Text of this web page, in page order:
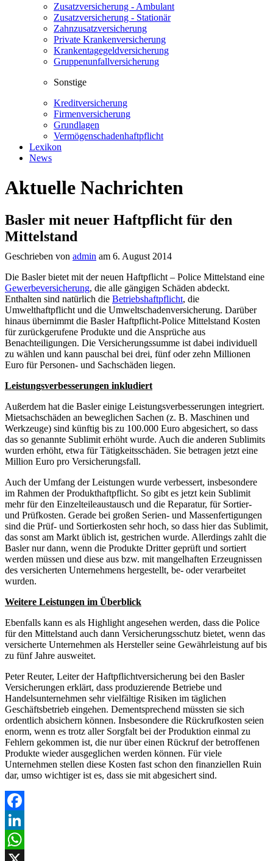
Zusatzversicherung - Ambulant
Zusatzversicherung - Stationär
Zahnzusatzversicherung
Private Krankenversicherung
Krankentagegeldversicherung
Gruppenunfallversicherung
Sonstige
Kreditversicherung
Firmenversicherung
Grundlagen
Vermögenschadenhaftpflicht
Lexikon
News
Aktuelle Nachrichten
Basler mit neuer Haftpflicht für den
Mittelstand
Geschrieben von admin am 6. August 2014
Die Basler bietet mit der neuen Haftpflicht – Police Mittelstand eine
Gewerbeversicherung, die alle gängigen Schäden abdeckt.
Enthalten sind natürlich die Betriebshaftpflicht, die
Umwelthaftpflicht und die Umweltschadenversicherung. Darüber
hinaus übernimmt die Basler Haftpflicht-Police Mittelstand Kosten
für zurückgerufene Produkte und die Ansprüche aus
Benachteiligungen. Die Versicherungssumme ist dabei individuell
zu wählen und kann pauschal bei drei, fünf oder zehn Millionen
Euro für Personen- und Sachschäden liegen.
Leistungsverbesserungen inkludiert
Außerdem hat die Basler einige Leistungsverbesserungen integriert.
Mietsachschäden an beweglichen Sachen (z. B. Maschinen und
Werkzeuge) sind künftig bis zu 100.000 Euro abgesichert, so dass
das so genannte Sublimit erhöht wurde. Auch die anderen Sublimits
wurden erhöht, etwa für Tätigkeitsschäden. Sie betragen jetzt eine
Million Euro pro Versicherungsfall.
Auch der Umfang der Leistungen wurde verbessert, insbesondere
im Rahmen der Produkthaftpflicht. So gibt es jetzt kein Sublimit
mehr für den Einzelteileaustausch und die Reparatur, für Sortier-
und Prüfkosten. Gerade bei großen Serien- und Massenfertigungen
sind die Prüf- und Sortierkosten sehr hoch, so dass hier das Sublimit,
das sonst am Markt üblich ist, gestrichen wurde. Allerdings zahlt die
Basler nur dann, wenn die Produkte Dritter geprüft und sortiert
werden müssen und diese aus bzw. mit mangelhaften Erzeugnissen
des versicherten Unternehmens hergestellt, be- oder verarbeitet
wurden.
Weitere Leistungen im Überblick
Ebenfalls kann es als Highlight angesehen werden, dass die Police
für den Mittelstand auch dann Versicherungsschutz bietet, wenn das
versicherte Unternehmen als Hersteller seine Gewährleistung auf bis
zu fünf Jahre ausweitet.
Peter Reuter, Leiter der Haftpflichtversicherung bei den Basler
Versicherungen erklärt, dass produzierende Betriebe und
Handelsunternehmen sehr vielfältige Risiken im täglichen
Geschäftsbetrieb eingehen. Dementsprechend müssten sie sich
ordentlich absichern können. Insbesondere die Rückrufkosten seien
enorm, wenn es trotz aller Sorgfalt bei der Produktion einmal zu
Fehlern gekommen ist, die nur über einen Rückruf der betroffenen
Produkte wieder ausgeglichen werden können. Für viele
Unternehmen stellen diese Kosten fast schon den finanziellen Ruin
dar, umso wichtiger ist es, dass sie mit abgesichert sind.
Facebook
LinkedIn